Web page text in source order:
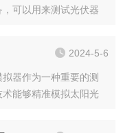
可以用来测试光伏器
2024-5-6
器作为一种重要的测
能够精准模拟太阳光